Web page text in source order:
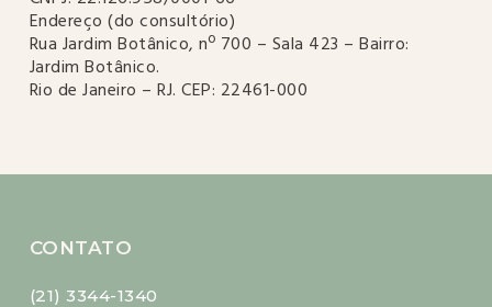
Endereço (do consultório)
Rua Jardim Botânico, nº 700 – Sala 423 – Bairro:
Jardim Botânico.
Rio de Janeiro – RJ. CEP: 22461-000
CONTATO
(21) 3344-1340